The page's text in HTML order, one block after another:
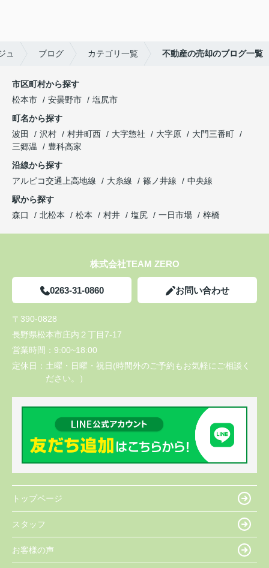
ュ ブログ カテゴリ一覧 不動産の売却のブログ一覧
市区町村から探す
松本市
安曇野市
塩尻市
町名から探す
波田
沢村 村井町西 大字惣社 大字原
大門三番町
三郷温
豊科高家
沿線から探す
アルピコ交通上高地線
大糸線 篠ノ井線
中央線
駅から探す
森口
北松本 松本 村井 塩尻 一日市場 梓橋
株式会社TEAM ZERO
0263-31-0860 お問い合わせ
〒390-0828
長野県松本市庄内２丁目7-17
営業時間： 9:00~18:00
定休日： 土曜・日曜・祝日(時間外のご予約もお気軽にご相談く
ださい。）
トップページ
スタッフ
お客様の声